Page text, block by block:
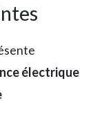
électrique